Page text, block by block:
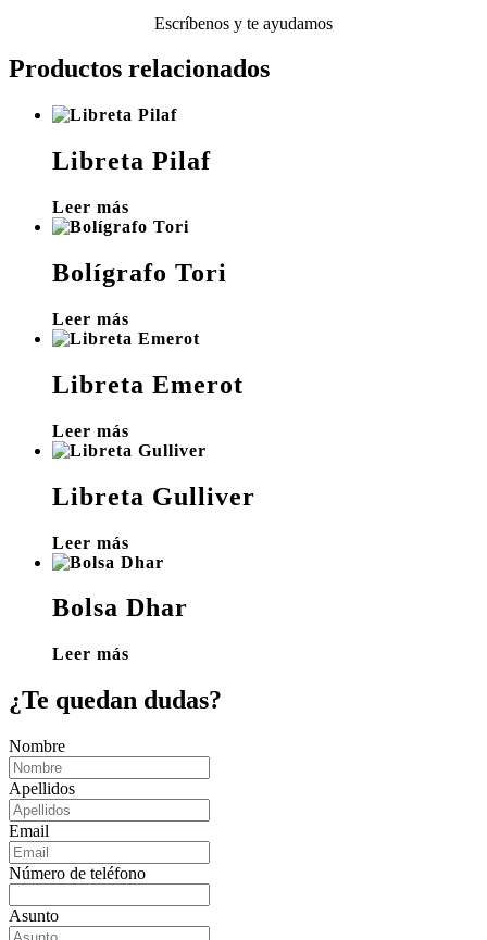
Escríbenos y te ayudamos
Productos relacionados
Libreta Pilaf
Leer más
Bolígrafo Tori
Leer más
Libreta Emerot
Leer más
Libreta Gulliver
Leer más
Bolsa Dhar
Leer más
¿Te quedan dudas?
Nombre
Apellidos
Email
Número de teléfono
Asunto